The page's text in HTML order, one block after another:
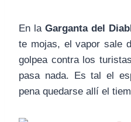
En la Garganta del
te mojas, el vapor sale
golpea contra los
pasa nada. Es tal el
pena quedarse allí el